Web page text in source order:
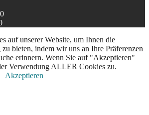
auf unserer Website, um Ihnen die
bieten, indem wir uns an Ihre Präferenzen
erinnern. Wenn Sie auf "Akzeptieren"
Verwendung ALLER Cookies zu.
Akzeptieren